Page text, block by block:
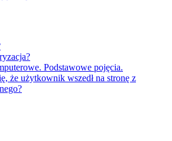
Podstawowe pojęcia.
że użytkownik wszedł na stronę z